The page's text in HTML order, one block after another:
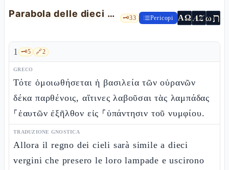
Parabola delle dieci vergini 🗝️33 Pericopi ΑΩ AZωת
1 🗝️5 🔗2
GRECO
Τότε ὁμοιωθήσεται ἡ βασιλεία τῶν οὐρανῶν
δέκα παρθένοις, αἵτινες λαβοῦσαι τὰς λαμπάδας
⸀ἑαυτῶν ἐξῆλθον εἰς ⸀ὑπάντησιν τοῦ νυμφίου.
TRADUZIONE GNOSTICA
Allora il regno dei cieli sarà simile a dieci
vergini che presero le loro lampade e uscirono